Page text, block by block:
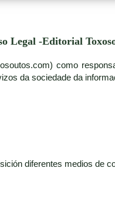
Legal -Editorial
como
da sociedade da
diferentes medios de